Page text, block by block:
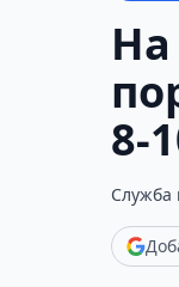
8-
Служба